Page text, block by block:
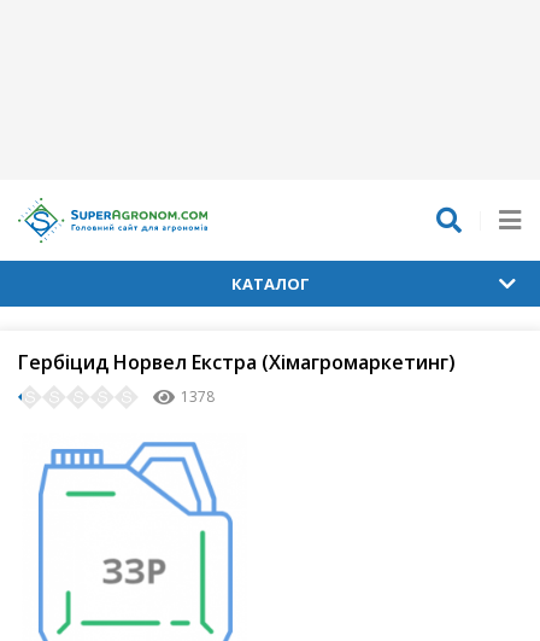
КАТАЛОГ
Гербіцид Норвел Екстра (Хімагромаркетинг)
1378